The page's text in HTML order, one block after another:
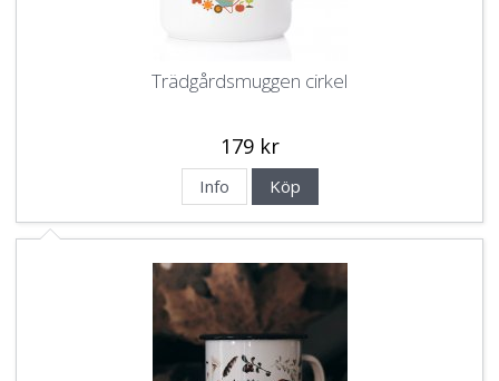
Trädgårdsmuggen cirkel
179 kr
Info Köp